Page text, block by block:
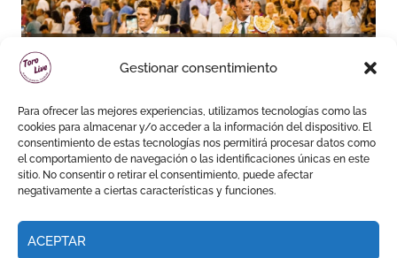
Gestionar consentimiento
Para ofrecer las mejores experiencias, utilizamos tecnologías como las
cookies para almacenar y/o acceder a la información del dispositivo. El
consentimiento de estas tecnologías nos permitirá procesar datos como
el comportamiento de navegación o las identificaciones únicas en este
sitio. No consentir o retirar el consentimiento, puede afectar
negativamente a ciertas características y funciones.
ACEPTAR
David de Miranda sale a
hombros y Borja Jiménez
firma la faena de mayor
impacto en El Puerto